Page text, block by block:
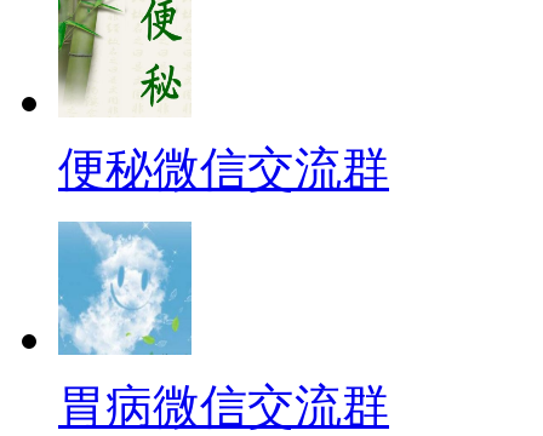
便秘微信交流群
胃病微信交流群